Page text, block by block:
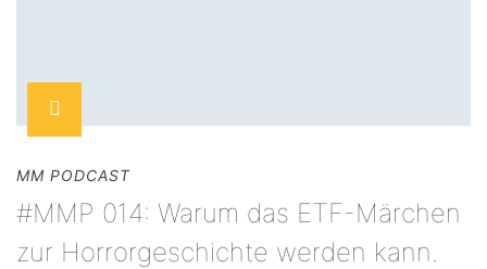
MM PODCAST
#MMP 014: Warum das ETF-Märchen
zur Horrorgeschichte werden kann.